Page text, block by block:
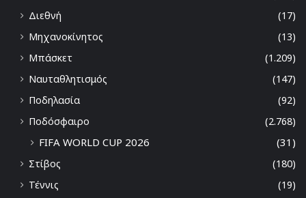
Διεθνή
(17)
Μηχανοκίνητος
(13)
Μπάσκετ
(1.209)
Ναυταθλητισμός
(147)
Ποδηλασία
(92)
Ποδόσφαιρο
(2.768)
FIFA WORLD CUP 2026 (31)
Στίβος
(180)
Τέννις
(19)